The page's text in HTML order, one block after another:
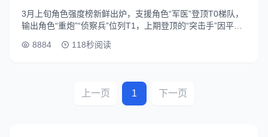
3月上旬角色强度榜新鲜出炉，支援角色“军医”登顶T0梯队，
输出角色“重炮”“侦察兵”位列T1，上期登顶的“突击手”因平衡
8884 118秒阅读
上一页 1 下一页